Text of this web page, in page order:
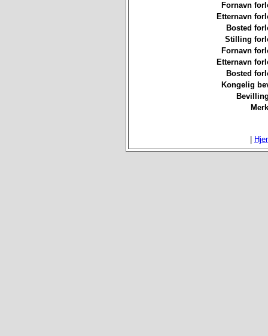
Fornavn
Etternavn
Bosted
Stilling
Fornavn
Etternavn
Bosted
Kongelig